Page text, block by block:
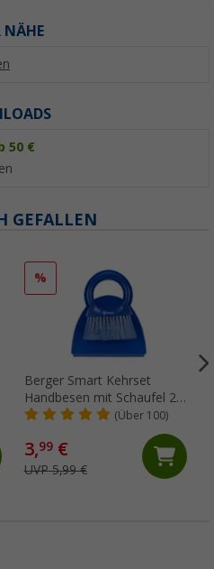
NÄHE
50 €
GEFALLEN
%
Berger Smart Kehrset
Handbesen mit Schaufel 2-
tlg.
(Über 100)
3,99€
UVP 5,99 €